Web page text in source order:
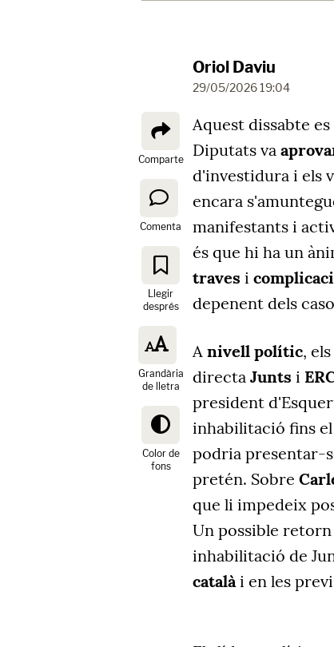
Oriol Daviu
29/05/2026 19:04
Comparte
Comenta
Llegir
després
Grandària
de lletra
Color de
fons
Aquest dissabte
Diputats va
d'investidura i els
encara
manifestants i
és que hi ha un
traves i
depenent dels
A nivell polític,
directa Junts i
president
inhabilitació fins el
podria presentar-
pretén. Sobre
que li impedeix
Un possible
inhabilitació de
catalài en les